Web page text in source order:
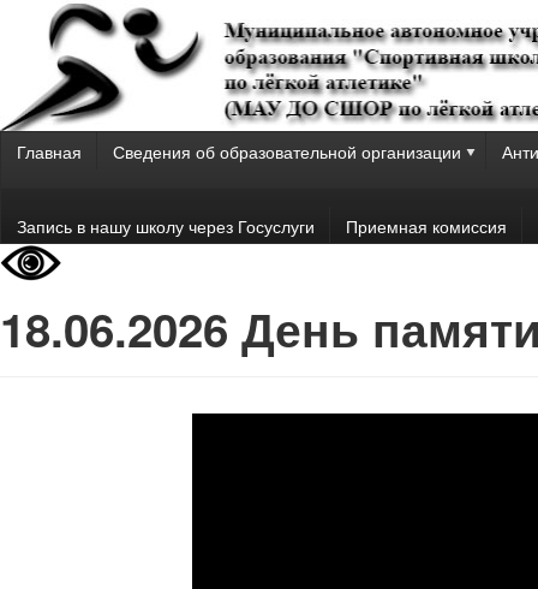
Главная Сведения об образовательной организации
Запись в нашу школу через Госуслуги Приемная комиссия
18.06.2026 День